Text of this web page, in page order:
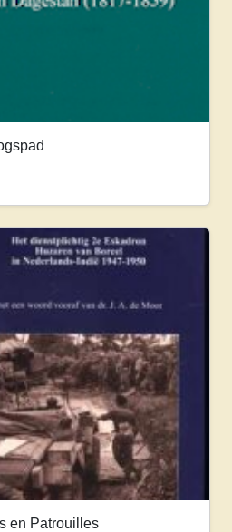
en Patrouilles